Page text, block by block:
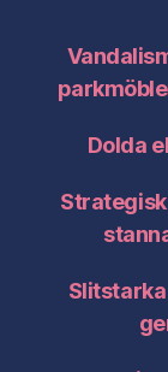
Dolda